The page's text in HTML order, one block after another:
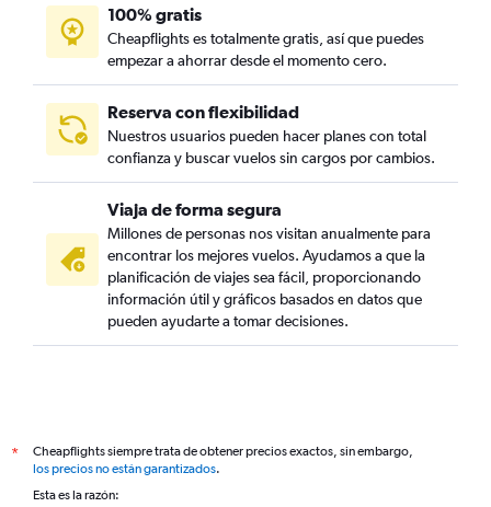
100% gratis
Cheapflights es totalmente gratis, así que puedes
empezar a ahorrar desde el momento cero.
Reserva con flexibilidad
Nuestros usuarios pueden hacer planes con total
confianza y buscar vuelos sin cargos por cambios.
Viaja de forma segura
Millones de personas nos visitan anualmente para
encontrar los mejores vuelos. Ayudamos a que la
planificación de viajes sea fácil, proporcionando
información útil y gráficos basados en datos que
pueden ayudarte a tomar decisiones.
*
Cheapflights siempre trata de obtener precios exactos, sin embargo,
los precios no están garantizados.
Esta es la razón: